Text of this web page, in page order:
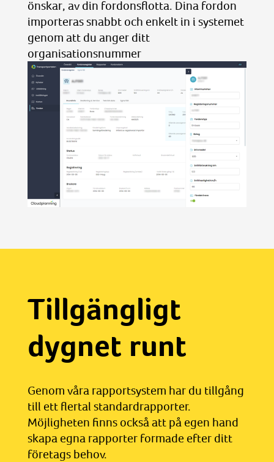
önskar, av din fordonsflotta. Dina fordon
importeras snabbt och enkelt in i systemet
genom att du anger ditt
organisationsnummer
Tillgängligt
dygnet runt
Genom våra rapportsystem har du tillgång
till ett flertal standardrapporter.
Möjligheten finns också att på egen hand
skapa egna rapporter formade efter ditt
företags behov.